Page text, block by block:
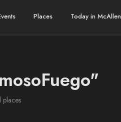
Places Today in McAllen
places